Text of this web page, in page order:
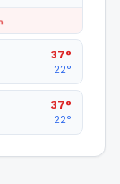
37°
22°
37°
22°